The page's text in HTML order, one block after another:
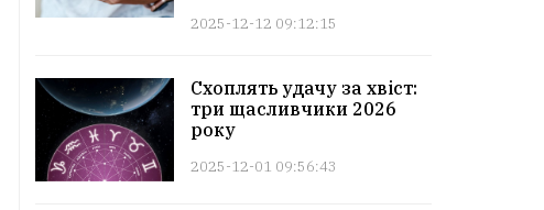
2025-12-12 09:12:15
Схоплять удачу за хвіст:
три щасливчики 2026
року
2025-12-01 09:56:43